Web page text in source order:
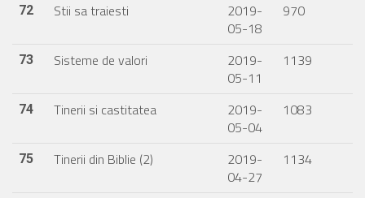
72 Stii sa traiesti
2019-
05-18
970
73 Sisteme de valori
2019-
05-11
1139
74 Tinerii si castitatea
2019-
05-04
1083
75 Tinerii din Biblie (2)
2019-
04-27
1134